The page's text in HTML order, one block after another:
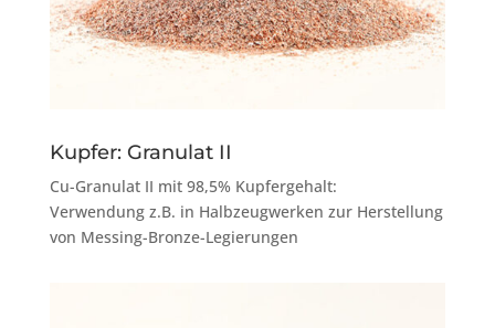
Kupfer: Granulat II
Cu-Granulat II mit 98,5% Kupfergehalt:
Verwendung z.B. in Halbzeugwerken zur Herstellung
von Messing-Bronze-Legierungen